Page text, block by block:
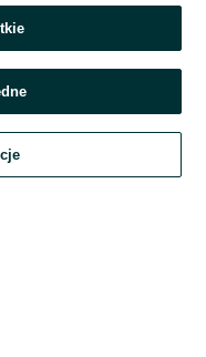
wskazanych powyżej,
aktualnym brzmieniu.